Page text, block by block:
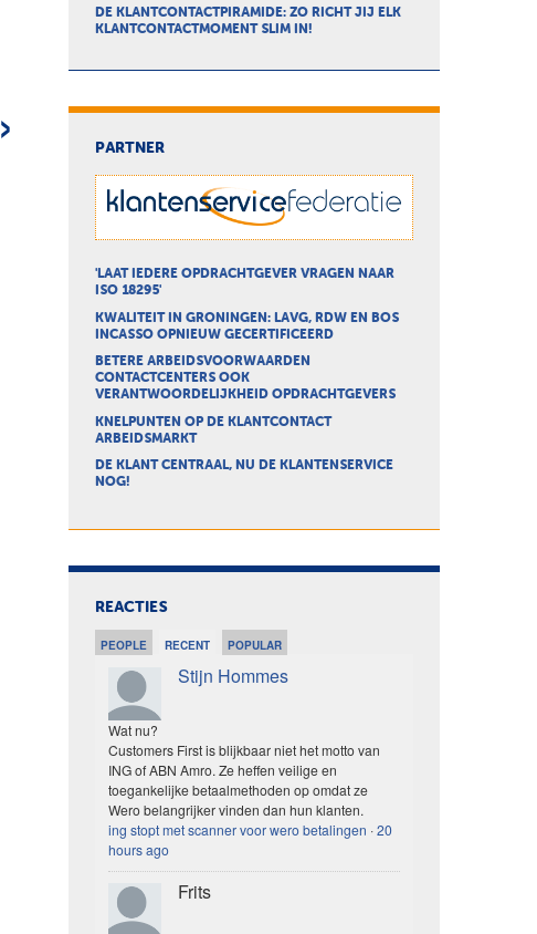
DE KLANTCONTACTPIRAMIDE: ZO RICHT JIJ ELK
KLANTCONTACTMOMENT SLIM IN!
PARTNER
'LAAT IEDERE OPDRACHTGEVER VRAGEN NAAR
ISO 18295'
KWALITEIT IN GRONINGEN: LAVG, RDW EN BOS
INCASSO OPNIEUW GECERTIFICEERD
BETERE ARBEIDSVOORWAARDEN
CONTACTCENTERS OOK
VERANTWOORDELIJKHEID OPDRACHTGEVERS
KNELPUNTEN OP DE KLANTCONTACT
ARBEIDSMARKT
DE KLANT CENTRAAL, NU DE KLANTENSERVICE
NOG!
REACTIES
PEOPLE RECENT POPULAR
Stijn Hommes
Wat nu?
Customers First is blijkbaar niet het motto van
ING of ABN Amro. Ze heffen veilige en
toegankelijke betaalmethoden op omdat ze
Wero belangrijker vinden dan hun klanten.
ing stopt met scanner voor wero betalingen ·20
hours ago
Frits